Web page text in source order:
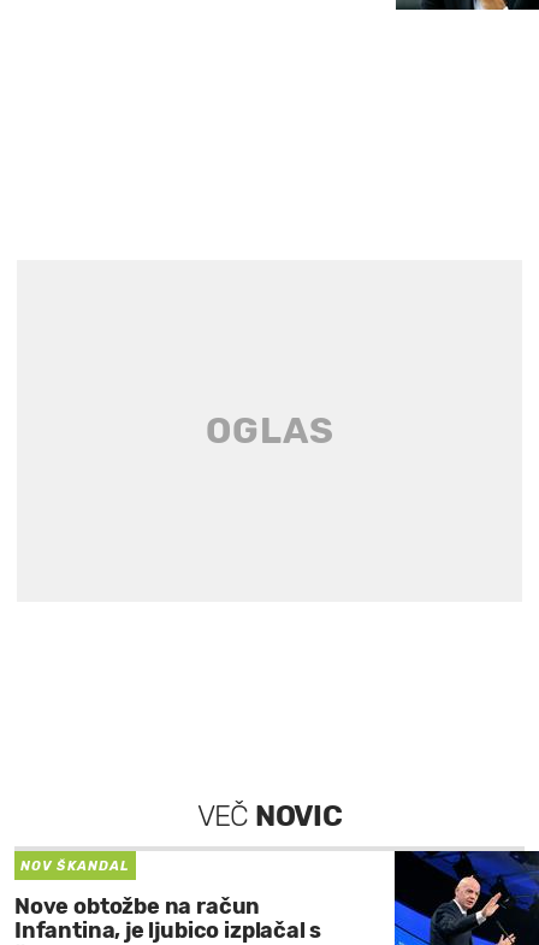
VEČ NOVIC
NOV ŠKANDAL
Nove obtožbe na račun
Infantina, je ljubico izplačal s